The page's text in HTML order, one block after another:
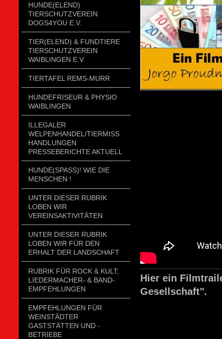
HUNDE(ELEND)
TIERSCHUTZVEREIN
DOGS4YOU E.V.
TIER(ELEND) & FUNDTIERE
TIERSCHUTZVEREIN
WAIBLINGEN E.V.
TIERTAFEL REMS-MURR
HUNDEFRISEUR & PHYSIO
WAIBLINGEN
ILLEGALER
WELPENHANDEL/TIERMISSH
ANDLUNGEN P
RESSEBERICHTE AKTUELL
HUNDE(SPASS)! WIE DIE
MENSCHEN !
UNTER DIESER RUBRIK
LOBEN WIR
VEREINSAKTIVITÄTEN
UNTER DIESER RUBRIK
LOBEN WIR FÜR DEN
ERHALT DER LANDSCHAFT
RUBRIK FÜR ROCK & KULT;
LIEDERMACHER- & BAND-
EMPFEHLUNGEN
EMPFEHLUNGEN FÜR
WEINSTÄDTER
GASTSTÄTTEN UND -
BETRIEBE
Hier ein
Gesellschaft".